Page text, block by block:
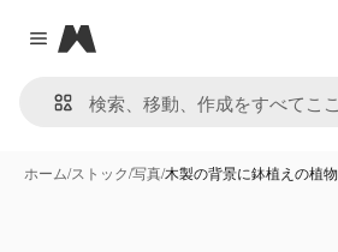
Close menu
Magnific
ホーム/ストック/写真/木製の背景に鉢植えの植物